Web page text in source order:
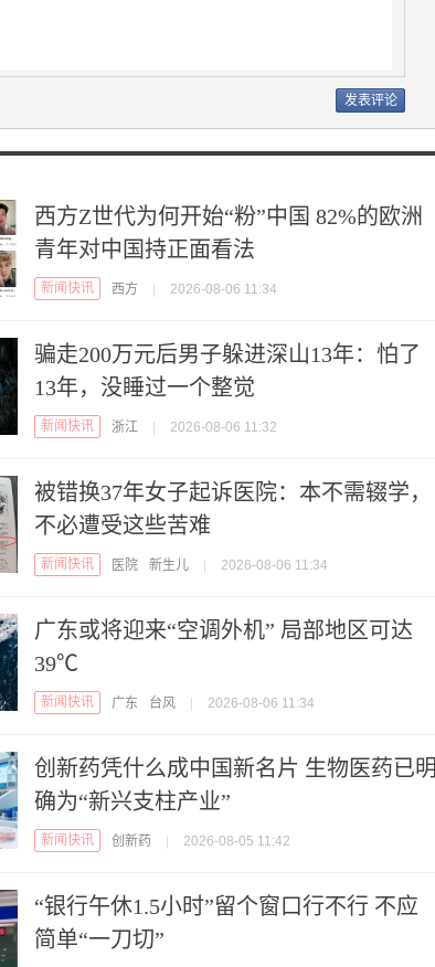
西方Z世代为何开始“粉”中国 82%的欧洲
青年对中国持正面看法
新闻快讯 西方 2026-08-06 11:34
骗走200万元后男子躲进深山13年：怕了
13年，没睡过一个整觉
新闻快讯 浙江 2026-08-06 11:32
被错换37年女子起诉医院：本不需辍学，
不必遭受这些苦难
新闻快讯 医院 新生儿 2026-08-06 11:34
广东或将迎来“空调外机” 局部地区可达
39℃
新闻快讯 广东 台风 2026-08-06 11:34
创新药凭什么成中国新名片 生物医药已明
确为“新兴支柱产业”
新闻快讯 创新药 2026-08-05 11:42
“银行午休1.5小时”留个窗口行不行 不应
简单“一刀切”